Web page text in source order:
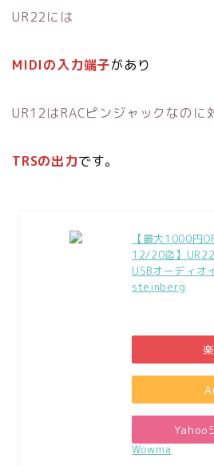
UR22には
MIDIの入力端子があり
UR12はRACピンジャックなのに
TRSの出力です。
【最大1000円
12/20迄】
USBオーディオ
steinberg
Yahoo
Wowma